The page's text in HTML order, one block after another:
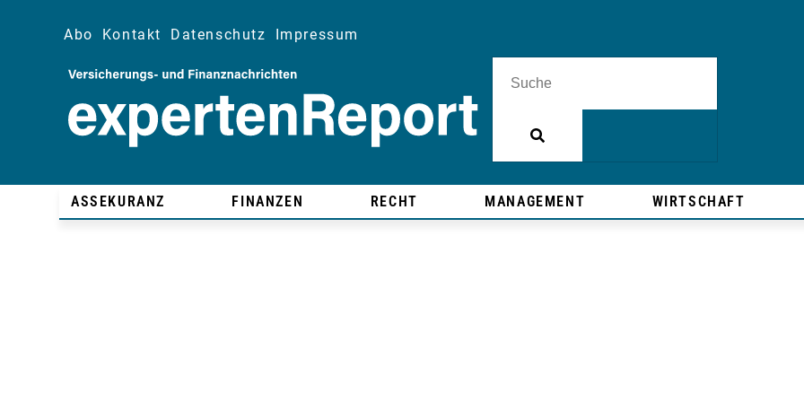
Abo Kontakt Datenschutz Impressum
ASSEKURANZ FINANZEN RECHT MANAGEMENT WIRTSCHAFT